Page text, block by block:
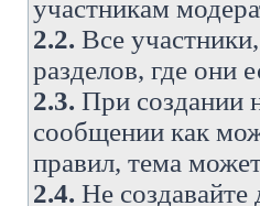
участникам
2.2. Все
разделов, где они
2.3. При создании
сообщении как
правил, тема
2.4. Не